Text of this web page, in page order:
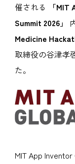
催される
「
Summit 2026」
Medicine
取締役の谷津孝
た。
MIT App